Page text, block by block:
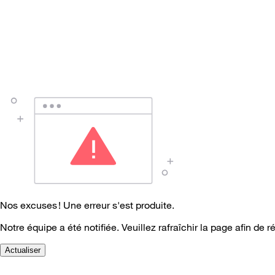
Nos excuses ! Une erreur s'est produite.
Notre équipe a été notifiée. Veuillez rafraîchir la page afin de
Actualiser